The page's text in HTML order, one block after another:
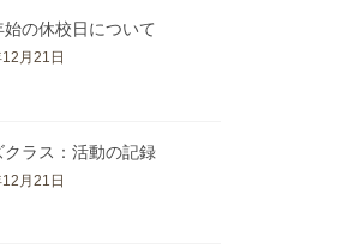
始の休校日について
月21日
クラス：活動の記録
月21日